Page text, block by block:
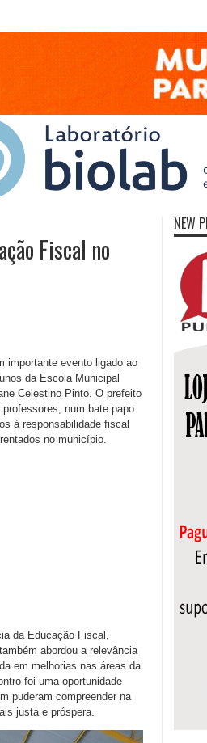
Fiscal no
importante evento ligado ao
da Escola Municipal
Celestino Pinto. O prefeito
num bate papo
à responsabilidade fiscal
no município.
da Educação Fiscal,
abordou a relevância
em melhorias nas áreas da
foi uma oportunidade
puderam compreender na
justa e próspera.
NEW